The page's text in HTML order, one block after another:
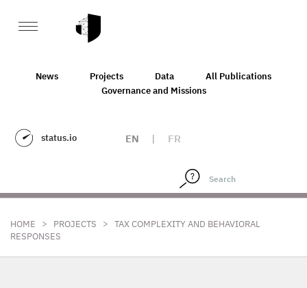
News Projects Data
All Publications
Governance and Missions
status.io EN | FR
HOME > PROJECTS > TAX COMPLEXITY AND BEHAVIORAL
RESPONSES